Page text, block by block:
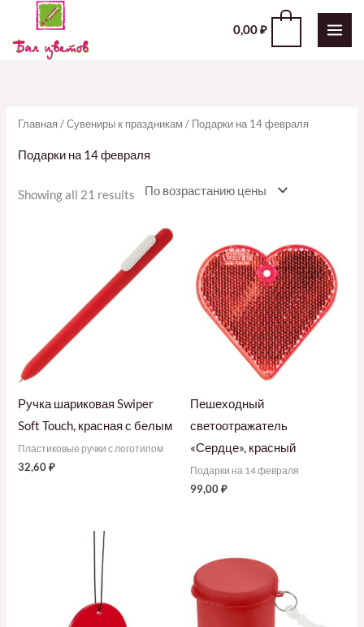
Перейти
содержимому
0,00₽
Главная /Сувениры к праздникам / Подарки на 14 февраля
Подарки на 14 февраля
Showing all 21 results
Ручка шариковая Swiper
Soft Touch, красная с белым
Пластиковые ручки с логотипом
32,60₽
Пешеходный
светоотражатель
«Сердце», красный
Подарки на 14 февраля
99,00₽